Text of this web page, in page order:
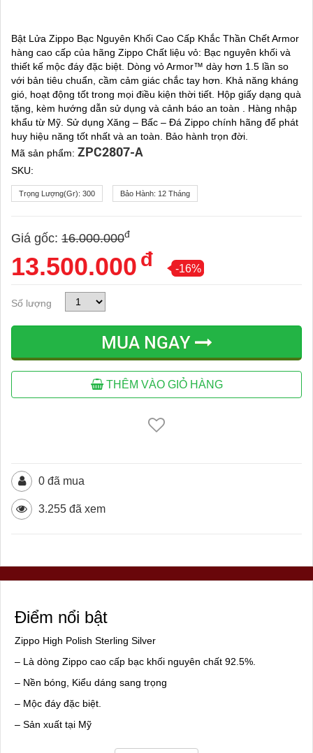
Bật Lửa Zippo Bạc Nguyên Khối Cao Cấp Khắc Thần Chết Armor
hàng cao cấp của hãng Zippo Chất liệu vỏ: Bạc nguyên khối và
thiết kế mộc đáy đặc biệt. Dòng vỏ Armor™ dày hơn 1.5 lần so
với bản tiêu chuẩn, cầm cảm giác chắc tay hơn. Khả năng kháng
gió, hoạt động tốt trong mọi điều kiện thời tiết. Hộp giấy dạng quà
tặng, kèm hướng dẫn sử dụng và cảnh báo an toàn . Hàng nhập
khẩu từ Mỹ. Sử dụng Xăng – Bấc – Đá Zippo chính hãng để phát
huy hiệu năng tốt nhất và an toàn. Bảo hành trọn đời.
Mã sản phẩm: ZPC2807-A
SKU:
Trọng Lượng(gr): 300 Bảo Hành: 12 Tháng
Giá gốc: 16.000.000đ
13.500.000 đ -16%
Số lượng
MUA NGAY
THÊM VÀO GIỎ HÀNG
0 đã mua
3.255 đã xem
Điểm nổi bật
Zippo High Polish Sterling Silver
– Là dòng Zippo cao cấp bạc khối nguyên chất 92.5%.
– Nền bóng, Kiểu dáng sang trọng
– Mộc đáy đặc biệt.
– Sản xuất tại Mỹ
– Hàng cao cấp của hãng Zippo